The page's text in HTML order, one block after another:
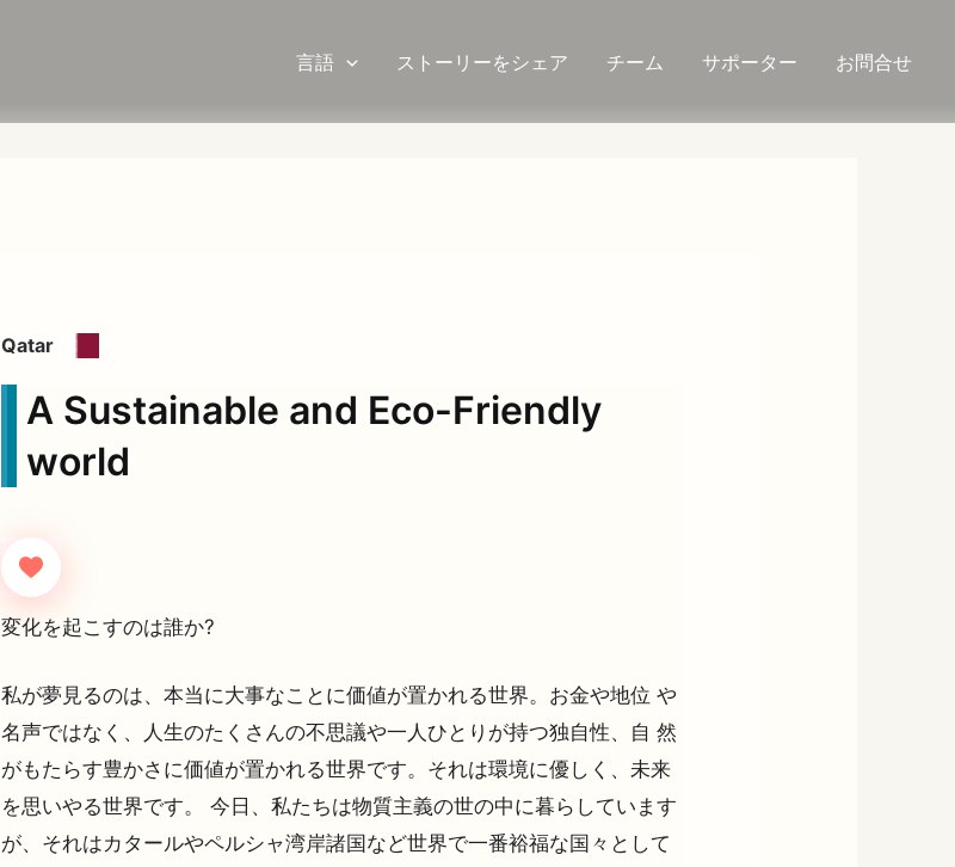
言語 ストーリーをシェア チーム サポーター お問合せ
Qatar
A Sustainable and Eco-Friendly
world
変化を起こすのは誰か?
私が夢見るのは、本当に大事なことに価値が置かれる世界。お金や地位 や
名声ではなく、人生のたくさんの不思議や一人ひとりが持つ独自性、自 然
がもたらす豊かさに価値が置かれる世界です。それは環境に優しく、未来
を思いやる世界です。 今日、私たちは物質主義の世の中に暮らしています
が、それはカタールやペルシャ湾岸諸国など世界で一番裕福な国々として